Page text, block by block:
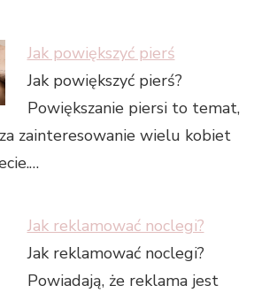
Jak powiększyć pierś
Jak powiększyć pierś?
Powiększanie piersi to temat,
zainteresowanie wielu kobiet
Jak reklamować noclegi?
Jak reklamować noclegi?
Powiadają, że reklama jest